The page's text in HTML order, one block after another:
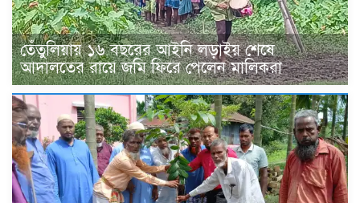
তেঁতুলিয়ায় ১৬ বছরের আইনি লড়াইয় শেষে
আদালতের রায়ে জমি ফিরে পেলেন মালিকরা